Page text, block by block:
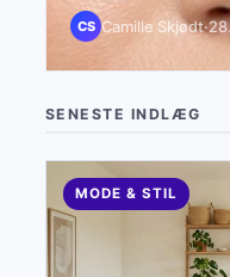
CS Camille Skjødt·
SENESTE INDLÆG
MODE & STIL